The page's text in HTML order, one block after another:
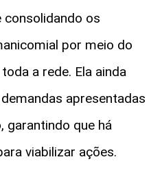
consolidando os
por meio do
a rede. Ela ainda
apresentadas
garantindo que há
viabilizar ações.